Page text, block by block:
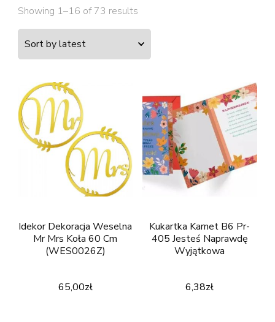
Showing 1–16 of 73 results
Idekor Dekoracja Weselna
Mr Mrs Koła 60 Cm
(WES0026Z)
65,00zł
Kukartka Karnet B6 Pr-
405 Jesteś Naprawdę
Wyjątkowa
6,38zł